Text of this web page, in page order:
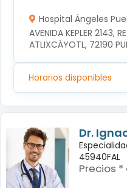
Hospital Ángeles
AVENIDA KEPLER 2143,
ATLIXCÁYOTL, 72190
Horarios disponibles
Dr.
45940FAL
Precios